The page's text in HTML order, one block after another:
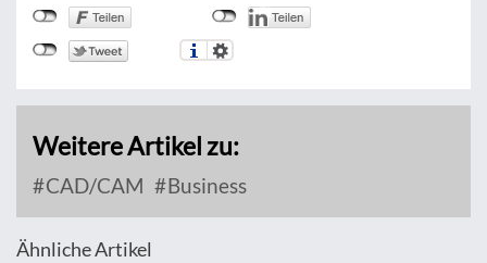
Weitere Artikel zu:
CAD/CAM Business
Ähnliche Artikel